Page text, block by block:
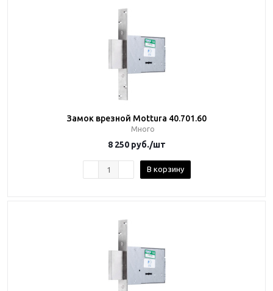
Замок врезной Mottura 40.701.60
Много
8 250 руб./шт
В корзину